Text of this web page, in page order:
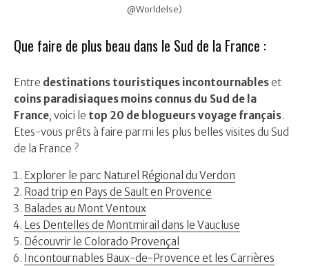
@Worldelse)
Que faire de plus beau dans le Sud de la France :
Entre destinations touristiques incontournableset
coins paradisiaques moins connus du Sud de la
France, voici le top 20 de blogueurs voyage français.
Etes-vous prêts à faire parmi les plus belles visites du Sud
de la France ?
Explorer le parc Naturel Régional du Verdon
Road trip en Pays de Sault en Provence
Balades au Mont Ventoux
Les Dentelles de Montmirail dans le Vaucluse
Découvrir le Colorado Provençal
Incontournables Baux-de-Provence et les Carrières